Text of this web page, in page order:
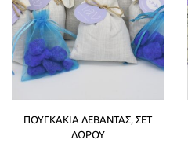
ΠΟΥΓΚΑΚΙΑ ΛΕΒΑΝΤΑΣ, ΣΕΤ
ΔΩΡΟΥ